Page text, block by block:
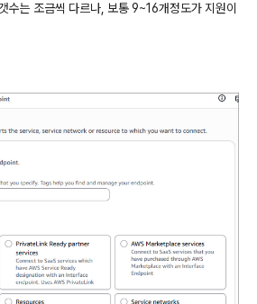
수는 조금씩 다르나, 보통 9~16개정도가 지원이